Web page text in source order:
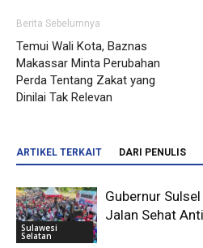
Berita Sebelumnya
Temui Wali Kota, Baznas
Makassar Minta Perubahan
Perda Tentang Zakat yang
Dinilai Tak Relevan
ARTIKEL TERKAIT DARI PENULIS
Sulawesi
Selatan
Gubernur
Jalan Sehat